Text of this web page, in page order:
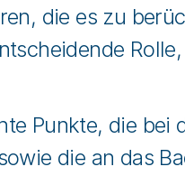
die es zu
Punkte, die
die an das